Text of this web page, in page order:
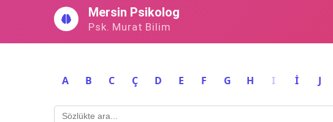
Mersin Psikolog
Psk. Murat Bilim
A B C Ç D E F G H I İ J